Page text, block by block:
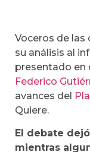
Voceros de
su análisis al
presentado en
Federico
avances del
Quiere.
El debate
mientras